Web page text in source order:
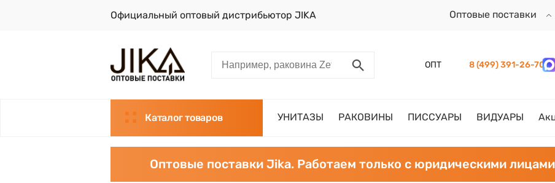
Официальный оптовый дистрибьютор JIKA Оптовые поставки
ОПТ 8 (499) 391-26-70
Каталог товаров УНИТАЗЫ РАКОВИНЫ ПИССУАРЫ ВИДУАРЫ
Оптовые поставки Jika. Работаем только с юридическими